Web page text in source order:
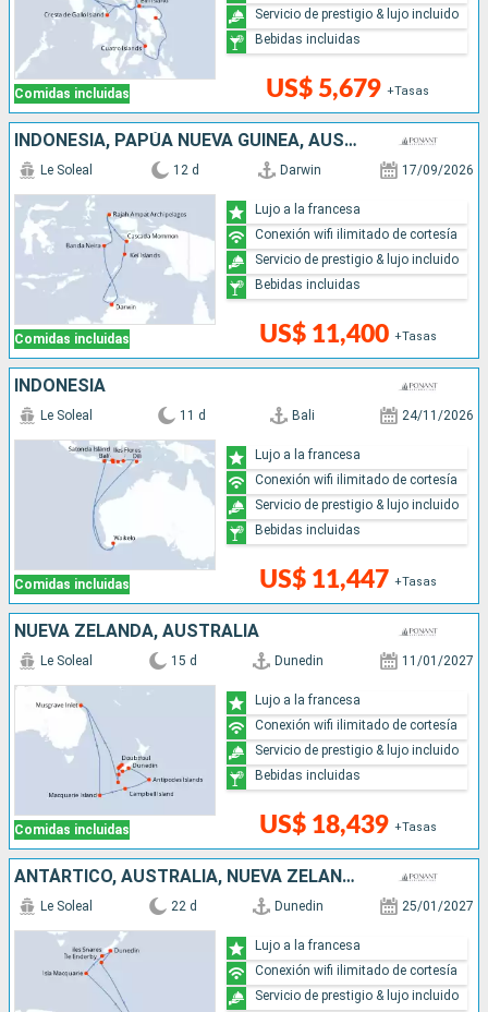
Comidas incluidas US$ 5,679 +Tasas
Servicio de prestigio & lujo incluido
Bebidas incluidas
INDONESIA, PAPÚA NUEVA GUINEA, AUSTRALIA
Comidas incluidas
Le Soleal 12 d Darwin 17/09/2026
US$ 11,400 +Tasas
Lujo a la francesa
Conexión wifi ilimitado de cortesía
Servicio de prestigio & lujo incluido
Bebidas incluidas
INDONESIA
Comidas incluidas
Le Soleal 11 d Bali 24/11/2026
US$ 11,447 +Tasas
Lujo a la francesa
Conexión wifi ilimitado de cortesía
Servicio de prestigio & lujo incluido
Bebidas incluidas
NUEVA ZELANDA, AUSTRALIA
Comidas incluidas
Le Soleal 15 d Dunedin 11/01/2027
US$ 18,439 +Tasas
Lujo a la francesa
Conexión wifi ilimitado de cortesía
Servicio de prestigio & lujo incluido
Bebidas incluidas
ANTÁRTICO, AUSTRALIA, NUEVA ZELANDA
Le Soleal 22 d Dunedin 25/01/2027
Lujo a la francesa
Conexión wifi ilimitado de cortesía
Servicio de prestigio & lujo incluido